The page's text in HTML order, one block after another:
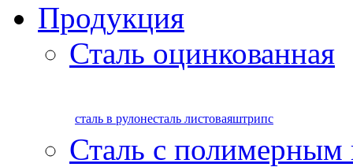
Продукция
Сталь оцинкованная
сталь в рулонесталь листоваяштрипс
Сталь с